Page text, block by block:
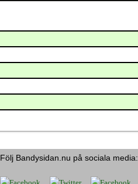
Följ Bandysidan.nu på sociala media: